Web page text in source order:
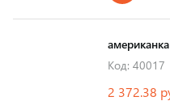
Код: 40017
2 372.38